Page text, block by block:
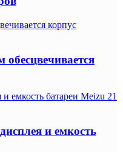
корпус
емкость батареи Meizu 21
и емкость